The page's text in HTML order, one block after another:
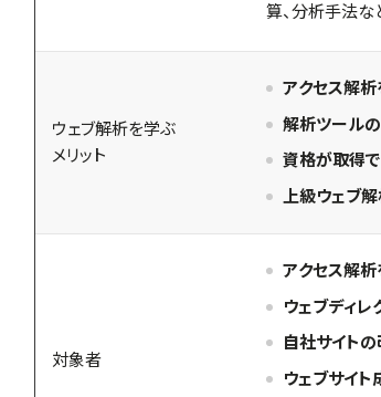
算、分析手法な
ウェブ解析を学ぶ
メリット
アクセス解
解析ツール
資格が取得で
上級ウェブ
対象者
アクセス解
ウェブディレ
自社サイト
ウェブサイ